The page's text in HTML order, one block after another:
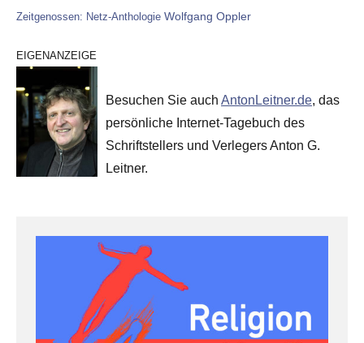
Zeitgenossen: Netz-Anthologie Wolfgang Oppler
EIGENANZEIGE
Besuchen Sie auch AntonLeitner.de, das
persönliche Internet-Tagebuch des
Schriftstellers und Verlegers Anton G.
Leitner.